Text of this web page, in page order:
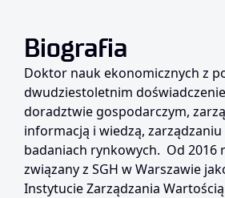
Biografia
Doktor nauk ekonomicznych z
dwudziestoletnim
doradztwie gospodarczym,
informacją i wiedzą,
badaniach rynkowych. Od 2016
związany z SGH w Warszawie
Instytucie Zarządzania